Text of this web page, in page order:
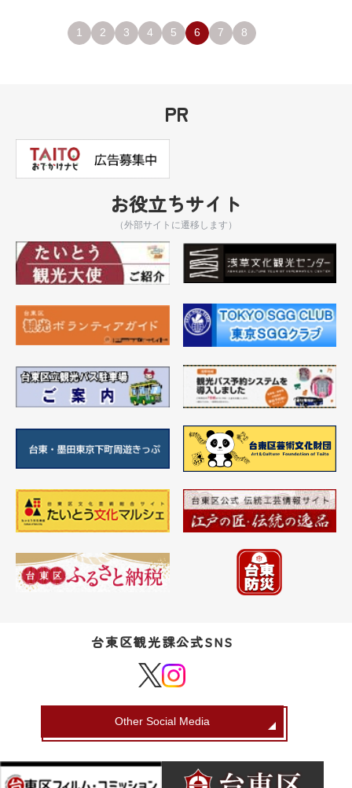
1 2 3 4 5 6 7 8
PR
お役立ちサイト
（外部サイトに遷移します）
台東区観光課公式SNS
Other Social Media